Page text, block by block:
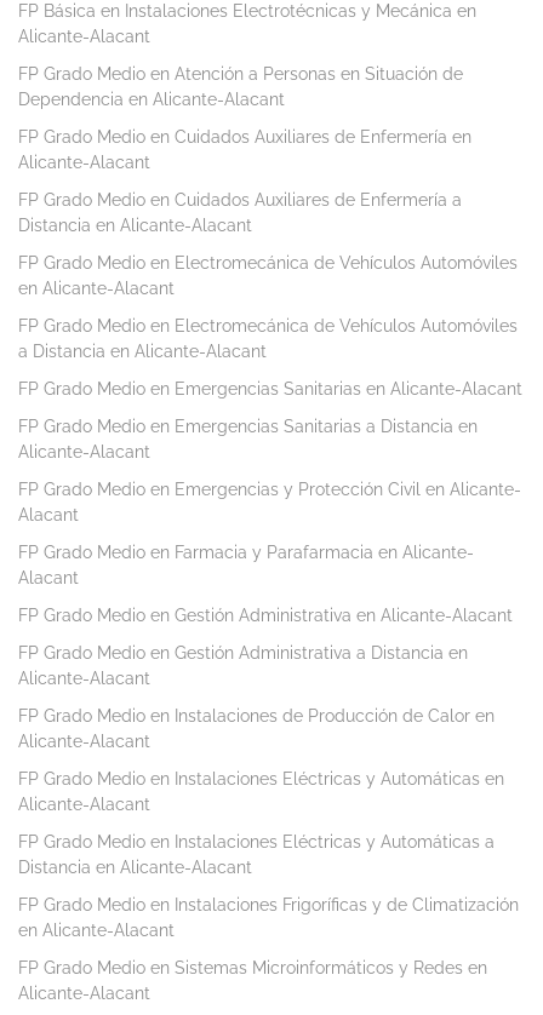
FP Básica en Instalaciones Electrotécnicas y Mecánica en
Alicante-Alacant
FP Grado Medio en Atención a Personas en Situación de
Dependencia en Alicante-Alacant
FP Grado Medio en Cuidados Auxiliares de Enfermería en
Alicante-Alacant
FP Grado Medio en Cuidados Auxiliares de Enfermería a
Distancia en Alicante-Alacant
FP Grado Medio en Electromecánica de Vehículos Automóviles
en Alicante-Alacant
FP Grado Medio en Electromecánica de Vehículos Automóviles
a Distancia en Alicante-Alacant
FP Grado Medio en Emergencias Sanitarias en Alicante-Alacant
FP Grado Medio en Emergencias Sanitarias a Distancia en
Alicante-Alacant
FP Grado Medio en Emergencias y Protección Civil en Alicante-
Alacant
FP Grado Medio en Farmacia y Parafarmacia en Alicante-
Alacant
FP Grado Medio en Gestión Administrativa en Alicante-Alacant
FP Grado Medio en Gestión Administrativa a Distancia en
Alicante-Alacant
FP Grado Medio en Instalaciones de Producción de Calor en
Alicante-Alacant
FP Grado Medio en Instalaciones Eléctricas y Automáticas en
Alicante-Alacant
FP Grado Medio en Instalaciones Eléctricas y Automáticas a
Distancia en Alicante-Alacant
FP Grado Medio en Instalaciones Frigoríficas y de Climatización
en Alicante-Alacant
FP Grado Medio en Sistemas Microinformáticos y Redes en
Alicante-Alacant